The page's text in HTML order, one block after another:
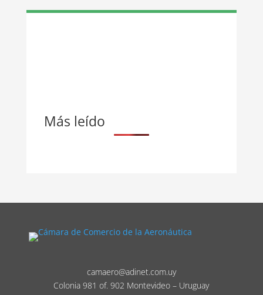
Más leído
camaero@adinet.com.uy
Colonia 981 of. 902 Montevideo – Uruguay